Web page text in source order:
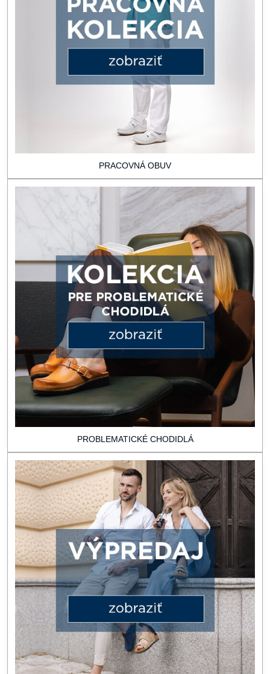
PRACOVNÁ OBUV
PROBLEMATICKÉ CHODIDLÁ